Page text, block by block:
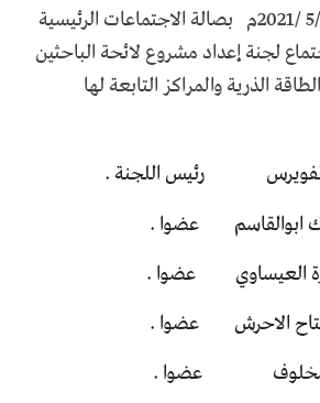
تم اليوم الاثنين 24 /5 /2021م بصالة الاجتماعات الرئيسية
لجنة إعداد مشروع لائحة الباحثين
الذرية والمراكز التابعة لها
رئيس اللجنة .
ابوالقاسم عضوا .
العيساوي عضوا .
الاحرش عضوا .
مخلوف عضوا .